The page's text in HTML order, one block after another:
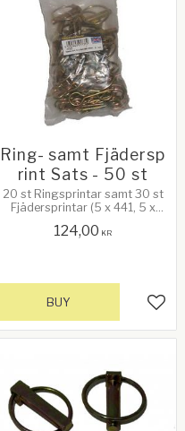
favorites
Ring- samt Fjädersp
rint Sats - 50 st
20 st Ringsprintar samt 30 st
Fjädersprintar (5 x 441, 5 x
4404, 10 x 4408, 5 x 4405)
124,00 KR
BUY